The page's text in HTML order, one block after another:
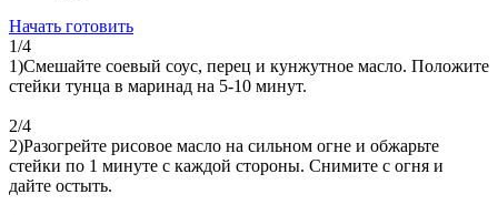
Начать готовить
1/4
1)Смешайте соевый соус, перец и кунжутное масло. Положите
стейки тунца в маринад на 5-10 минут.
2/4
2)Разогрейте рисовое масло на сильном огне и обжарьте
стейки по 1 минуте с каждой стороны. Снимите с огня и
дайте остыть.